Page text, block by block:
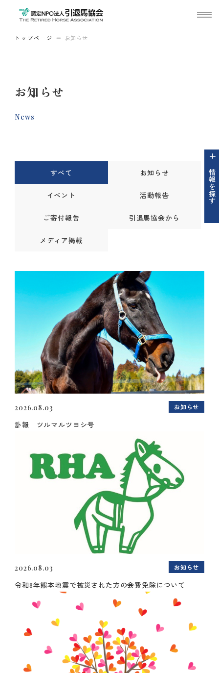
トップページ お知らせ
お知らせ
News
情報を探す
すべて お知らせ
イベント 活動報告
ご寄付報告 引退馬協会から
メディア掲載
2026.08.03 お知らせ
訃報 ツルマルツヨシ号
2026.08.03 お知らせ
令和8年熊本地震で被災された方の会費免除について